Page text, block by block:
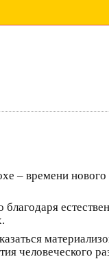
– времени нового
человеческого